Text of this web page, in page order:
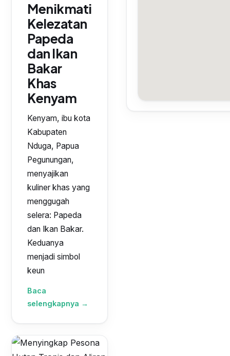
Menikmati
Kelezatan
Papeda
dan Ikan
Bakar
Khas
Kenyam
Kenyam, ibu kota
Kabupaten
Nduga, Papua
Pegunungan,
menyajikan
kuliner khas yang
menggugah
selera: Papeda
dan Ikan Bakar.
Keduanya
menjadi simbol
keun
Baca
selengkapnya →